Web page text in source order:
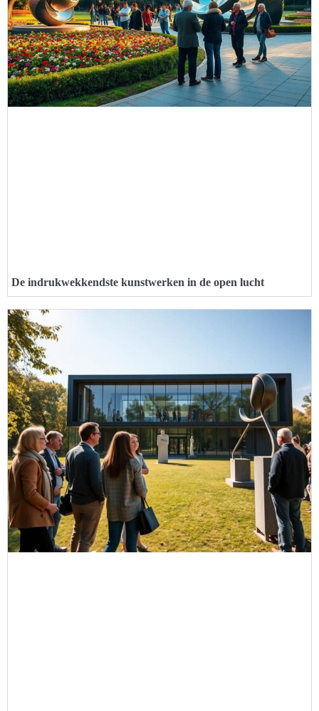
De indrukwekkendste kunstwerken in de open lucht